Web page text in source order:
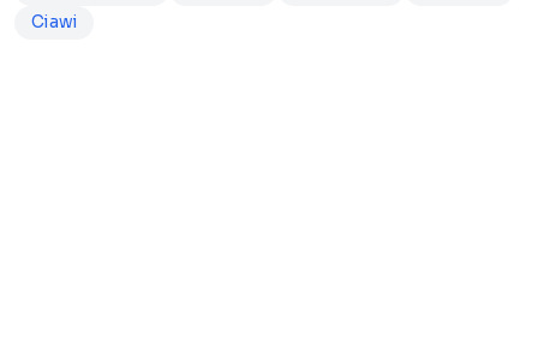
Ciawi